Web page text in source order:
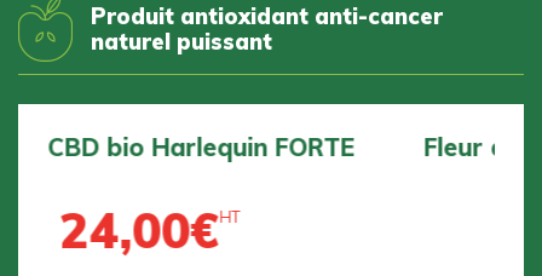
Produit antioxidant anti-cancer
naturel puissant
Fleur de CBD bio BZ1 DOUCE
24,00
Previous